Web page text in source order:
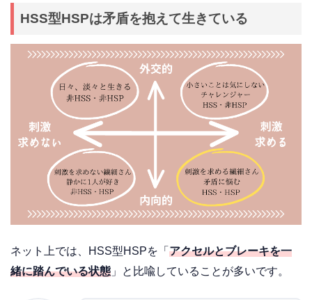
HSS型HSPは矛盾を抱えて生きている
ネット上では、HSS型HSPを「 アクセルとブレーキを一
緒に踏んでいる状態 」と比喩していることが多いです。